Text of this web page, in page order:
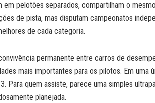
em pelotões separados, compartilham o
de pista, mas disputam campeonatos
de cada categoria.
permanente entre carros de
mais importantes para os pilotos. Em
Para quem assiste, parece uma simples
planejada.